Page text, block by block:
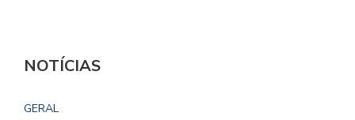
NOTÍCIAS
GERAL